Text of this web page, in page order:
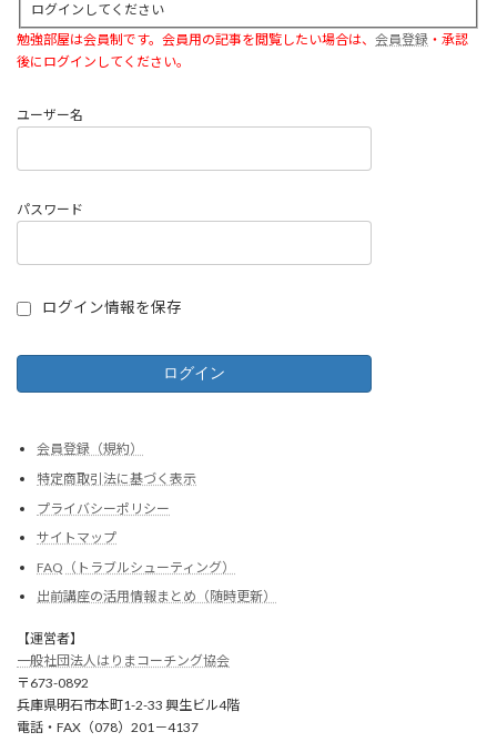
ログインしてください
勉強部屋は会員制です。会員用の記事を閲覧したい場合は、 会員登録 ・承認
後にログインしてください。
ユーザー名
パスワード
ログイン情報を保存
会員登録（規約）
特定商取引法に基づく表示
プライバシーポリシー
サイトマップ
FAQ（トラブルシューティング）
出前講座の活用情報まとめ（随時更新）
【運営者】
一般社団法人はりまコーチング協会
〒673-0892
兵庫県明石市本町1-2-33 興生ビル4階
電話・FAX（078）201－4137